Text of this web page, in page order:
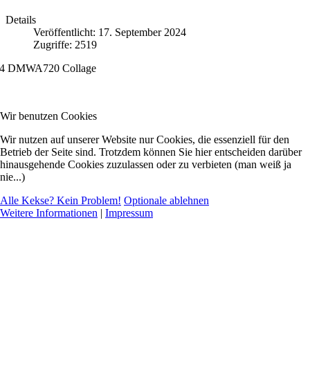
Details
Veröffentlicht: 17. September 2024
Zugriffe: 2519
Wir benutzen Cookies
Wir nutzen auf unserer Website nur Cookies, die essenziell für den
Betrieb der Seite sind. Trotzdem können Sie hier entscheiden darüber
hinausgehende Cookies zuzulassen oder zu verbieten (man weiß ja
nie...)
Alle Kekse? Kein Problem! Optionale ablehnen
Weitere Informationen | Impressum